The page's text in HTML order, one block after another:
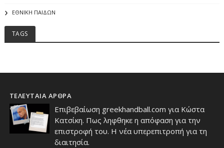
ΕΘΝΙΚΗ ΠΑΙΔΩΝ
TAGS
ΤΕΛΕΥΤΑΙΑ ΑΡΘΡΑ
Επιβεβαίωση greekhandball.com για Κώστα
Κατσίκη. Πως ληφθηκε η απόφαση για την
επιστροφή του. Η νέα υπερεπιτροπή για τη
διαιτησία.